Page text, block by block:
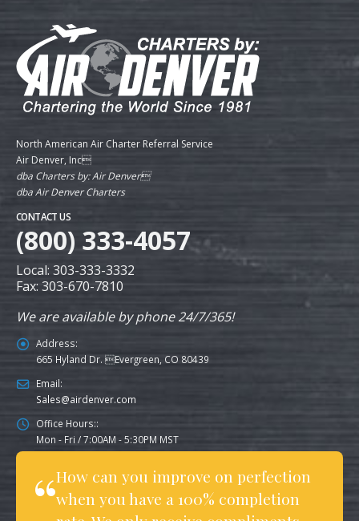
North American Air Charter Referral Service
Air Denver, Inc
dba Charters by: Air Denver
dba Air Denver Charters
CONTACT US
(800) 333-4057
Local: 303-333-3332
Fax: 303-670-7810
We are available by phone 24/7/365!
Address:
665 Hyland Dr. Evergreen, CO 80439
Email:
Sales@airdenver.com
Office Hours::
Mon - Fri / 7:00AM - 5:30PM MST
How can you improve on perfection
when you have a 100% completion